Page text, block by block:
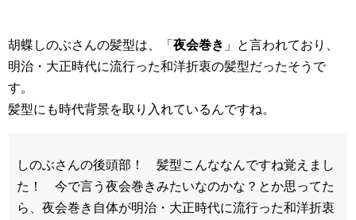
胡蝶しのぶさんの髪型は、「 夜会巻き 」と言われており、
明治・大正時代に流行った和洋折衷の髪型だったそうで
す。
髪型にも時代背景を取り入れているんですね。
しのぶさんの後頭部！ 髪型こんななんですね覚えまし
た！ 今で言う夜会巻きみたいなのかな？とか思ってた
ら、夜会巻き自体が明治・大正時代に流行った和洋折衷